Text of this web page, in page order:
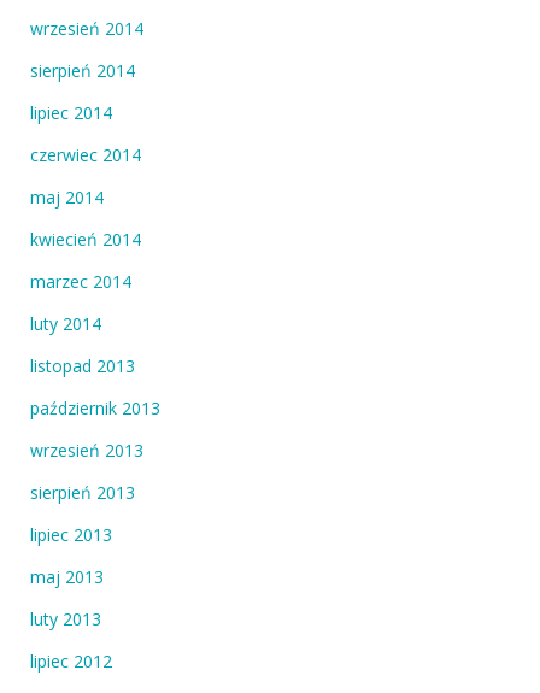
wrzesień 2014
sierpień 2014
lipiec 2014
czerwiec 2014
maj 2014
kwiecień 2014
marzec 2014
luty 2014
listopad 2013
październik 2013
wrzesień 2013
sierpień 2013
lipiec 2013
maj 2013
luty 2013
lipiec 2012